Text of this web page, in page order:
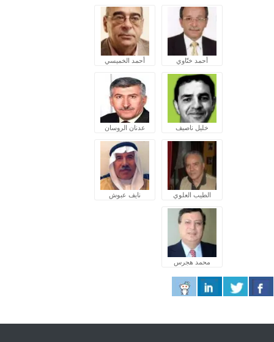
أحمد ختّاوي أحمد الخميسي
خليل ناصيف عدنان الروسان
الطيب العلوي نايف عبوش
محمد هجرس